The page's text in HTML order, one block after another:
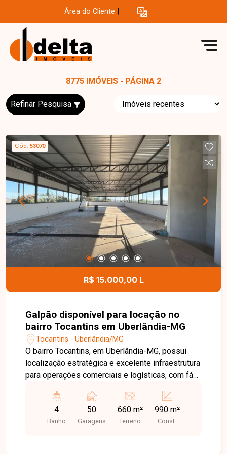
Área do Cliente
8775 IMÓVEIS - PÁGINA 2
Refinar Pesquisa
Cód. 53070
R$ 15.000,00 L
Galpão disponível para locação no
bairro Tocantins em Uberlândia-MG
Tocantins - Uberlândia/MG
O bairro Tocantins, em Uberlândia-MG, possui
localização estratégica e excelente infraestrutura
para operações comerciais e logísticas, com fácil
A região é ideal para empresas que necessitam
de agilidade no transporte, distribuição e
movimentação de cargas. Galpão comercial em
4
Banho
50
Garagens
660 m²
Terreno
990 m²
Const.